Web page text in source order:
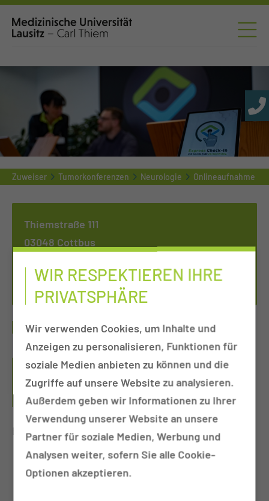
Zuweiser Tumorkonferenzen Neurologie Onlineaufnahme
Thiemstraße 111
03048 Cottbus
Per E-Mail kontaktieren
ONLINEAUFNAHME
VORTEIL DER ONLINE-ANMELDUNG: SIE
AUFNAHMEVERFAHREN UND VERKÜRZEN DAMIT
IHRE WARTEZEITEN.
Bitte beachten Sie folgende Hinweise:
Nutzen Sie diesen Service nur, wenn Sie von
Ihrem Hausarzt oder der MUL-CT einen
WIR RESPEKTIEREN IHRE
PRIVATSPHÄRE
Wir verwenden Cookies, um Inhalte und
Anzeigen zu personalisieren, Funktionen für
soziale Medien anbieten zu können und die
Zugriffe auf unsere Website zu analysieren.
Außerdem geben wir Informationen zu Ihrer
Verwendung unserer Website an unsere
Partner für soziale Medien, Werbung und
Analysen weiter, sofern Sie alle Cookie-
Optionen akzeptieren.